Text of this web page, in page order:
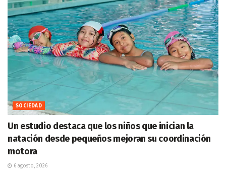
SOCIEDAD
Un estudio destaca que los niños que inician la
natación desde pequeños mejoran su coordinación
motora
6 agosto, 2026